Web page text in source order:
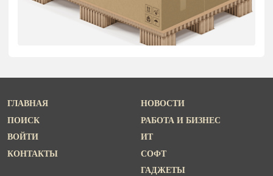
ГЛАВНАЯ
ПОИСК
ВОЙТИ
КОНТАКТЫ
НОВОСТИ
РАБОТА И БИЗНЕС
ИТ
СОФТ
ГАДЖЕТЫ